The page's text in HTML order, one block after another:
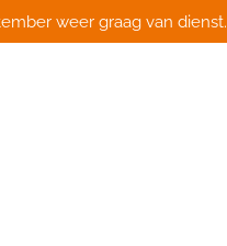
weer graag van dienst.